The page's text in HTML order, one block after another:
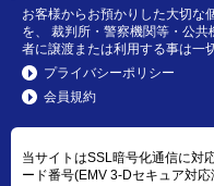
お客様からお預かりした大切な
を、 裁判所・警察機関等・公
者に譲渡または利用する事は一
プライバシーポリシー
会員規約
当サイトはSSL暗号化通信に対
ード番号(EMV 3-Dセキュア対